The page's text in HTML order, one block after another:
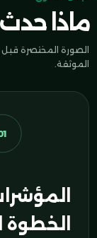
ماذا حدث
الصورة المختصرة قبل
الموثقة.
الخطوة